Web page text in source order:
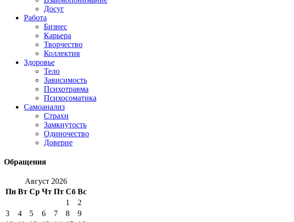
Досуг
Работа
Бизнес
Карьера
Творчество
Коллектив
Здоровье
Тело
Зависимость
Психотравма
Психосоматика
Самоанализ
Страхи
Замкнутость
Одиночество
Доверие
Обращения
Август 2026
Пн Вт Ср Чт Пт Сб Вс
1
2
3
4 5 6 7 8
9